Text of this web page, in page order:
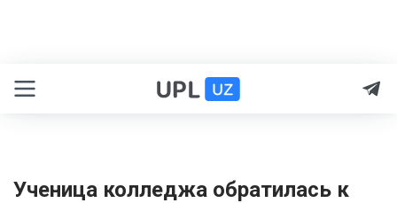
Ученица колледжа обратилась к